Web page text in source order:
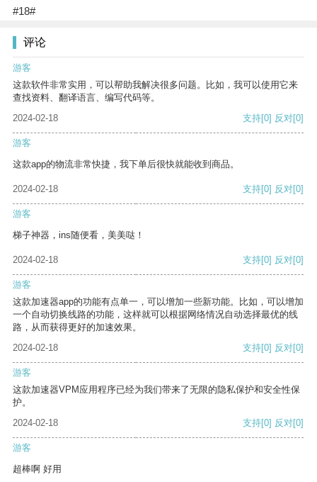
#18#
评论
游客
这款软件非常实用，可以帮助我解决很多问题。比如，我可以使用它来
查找资料、翻译语言、编写代码等。
2024-02-18
支持[0] 反对[0]
游客
这款app的物流非常快捷，我下单后很快就能收到商品。
2024-02-18 支持[0] 反对[0]
游客
梯子神器，ins随便看，美美哒！
2024-02-18 支持[0] 反对[0]
游客
这款加速器app的功能有点单一，可以增加一些新功能。比如，可以增加
一个自动切换线路的功能，这样就可以根据网络情况自动选择最优的线
路，从而获得更好的加速效果。
2024-02-18
支持[0] 反对[0]
游客
这款加速器VPM应用程序已经为我们带来了无限的隐私保护和安全性保
护。
2024-02-18
支持[0] 反对[0]
游客
超棒啊 好用